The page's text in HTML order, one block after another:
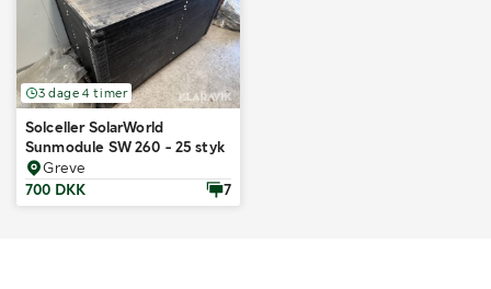
3 dage 4 timer
Solceller SolarWorld
Sunmodule SW 260 - 25 styk
Greve
700 DKK
7